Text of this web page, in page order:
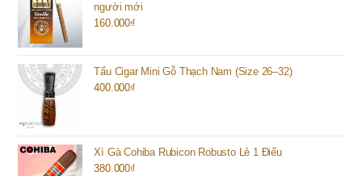
người mới
160.000₫
Tẩu Cigar Mini Gỗ Thạch Nam (Size 26–32)
400.000₫
Xì Gà Cohiba Rubicon Robusto Lẻ 1 Điếu
380.000₫